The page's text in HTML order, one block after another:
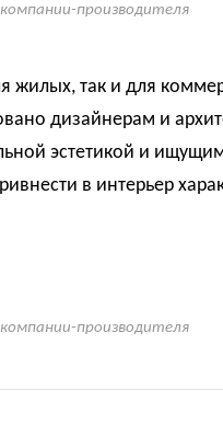
производителя
жилых, так и для
дизайнерам и
эстетикой и
в интерьер
производителя